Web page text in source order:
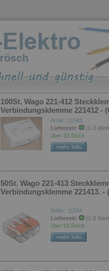
100St. Wago 221-412
Verbindungsklemme 221412 -
ArtNr.: 11563
Lieferzeit:
(1-3
über 50 Stück.
50St. Wago 221-413
Verbindungsklemme 221413. -
ArtNr.: 11564
Lieferzeit:
(1-3
über 50 Stück.